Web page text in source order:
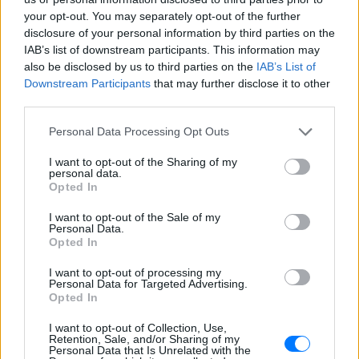
your opt-out. You may separately opt-out of the further
disclosure of your personal information by third parties on the
IAB’s list of downstream participants. This information may
also be disclosed by us to third parties on the IAB’s List of
Downstream Participants that may further disclose it to other
Personal Data Processing Opt Outs
I want to opt-out of the Sharing of my
personal data.
Opted In
I want to opt-out of the Sale of my
Personal Data.
Opted In
I want to opt-out of processing my
Personal Data for Targeted Advertising.
Opted In
I want to opt-out of Collection, Use,
Retention, Sale, and/or Sharing of my
Personal Data that Is Unrelated with the
ΣΤΗΝ ΙΔΙΑ ΚΑΤΗΓΟΡΙΑ
Η Αποστολία Ζώη σε παραλία:
«Χαρούμενη, γεμάτη αλμύρα»